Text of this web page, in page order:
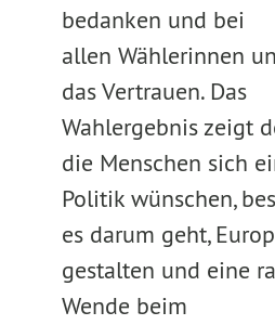
bedanken und bei
allen Wählerinnen
das Vertrauen. Das
Wahlergebnis zeigt
die Menschen sich
Politik wünschen,
es darum geht,
gestalten und eine
Wende beim